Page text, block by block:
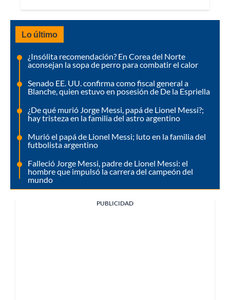
Lo último
¿Insólita recomendación? En Corea del Norte
aconsejan la sopa de perro para combatir el calor
Senado EE. UU. confirma como fiscal general a
Blanche, quien estuvo en posesión de De la Espriella
¿De qué murió Jorge Messi, papá de Lionel Messi?;
hay tristeza en la familia del astro argentino
Murió el papá de Lionel Messi; luto en la familia del
futbolista argentino
Falleció Jorge Messi, padre de Lionel Messi: el
hombre que impulsó la carrera del campeón del
mundo
PUBLICIDAD